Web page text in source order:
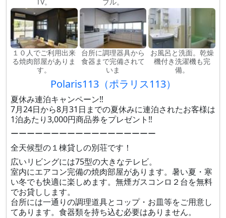
１０人でご利用出来
る焼肉部屋がありま
す。
台所に調理器具から
食器まで完備されて
いま
お風呂と洗面。乾燥
機付き洗濯機も完
備。
Polaris113（ポラリス113）
夏休み連泊キャンペーン‼️
7月24日から8月31日までの夏休みに連泊されたお客様は
1泊あたり3,000円商品券をプレゼント‼️
ーーーーーーーーーーーーーーーーーー
全天候型の１棟貸しの別荘です！
広いリビングには75型の大きなテレビ。
室内にエアコン完備の焼肉部屋があります。暑い夏・寒
い冬でも快適に楽しめます。無煙ガスコンロ２台を無料
でお貸しします。
台所には一通りの調理道具とコップ・お皿等をご用意し
てあります。食器類を持ち込む必要はありません。